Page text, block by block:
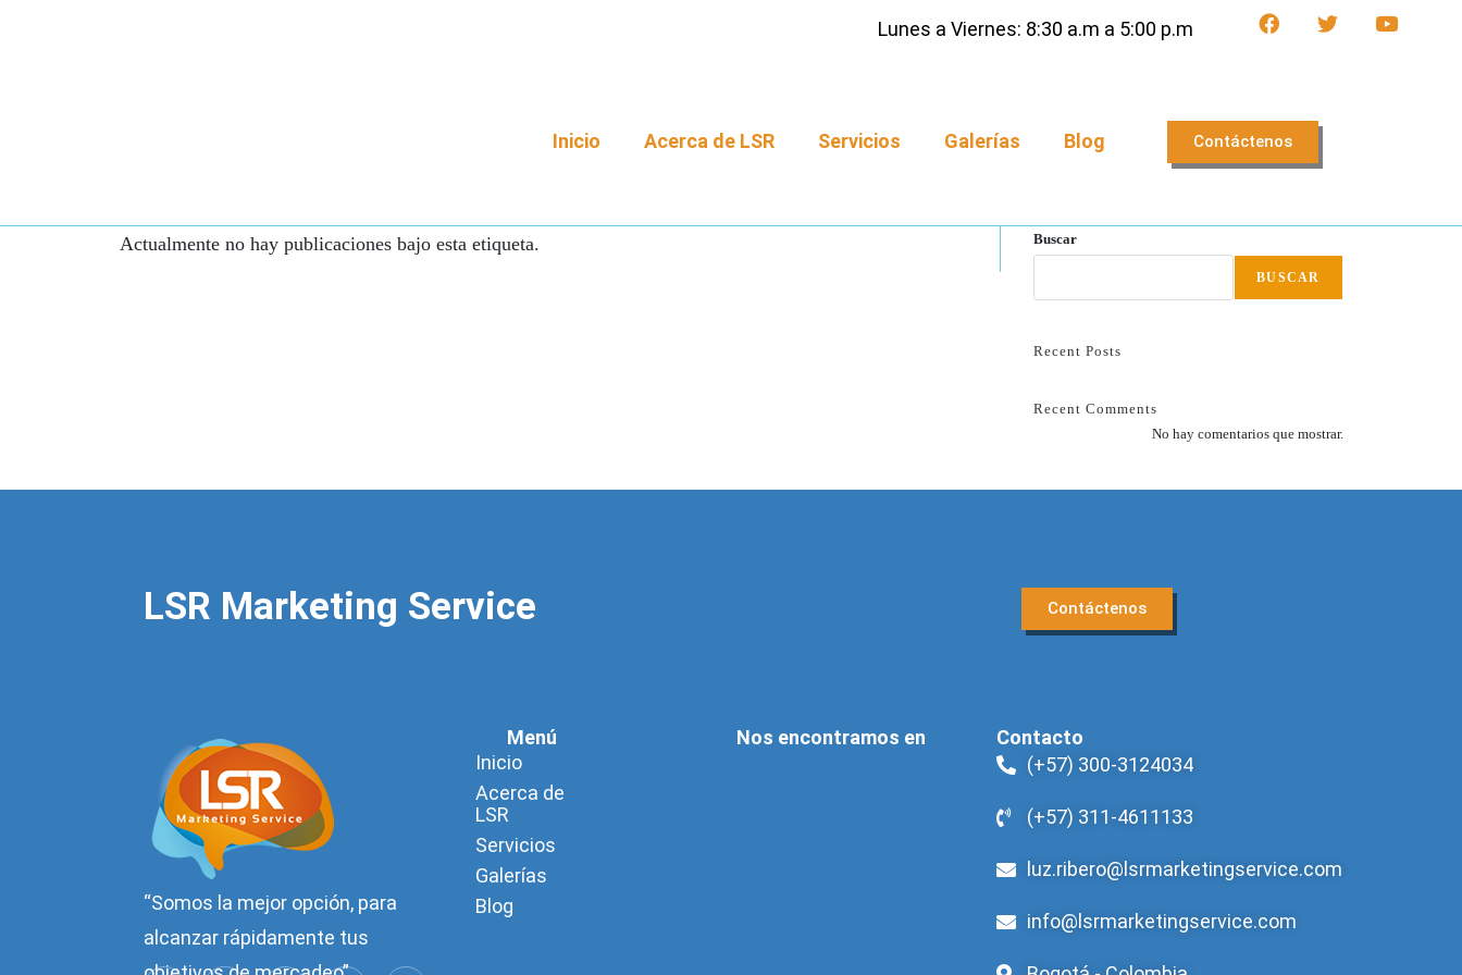
Lunes a Viernes: 8:30 a.m a 5:00 p.m
Inicio Acerca de LSR Servicios Galerías Blog Contáctenos
Actualmente no hay publicaciones bajo esta etiqueta. Buscar
BUSCAR
Recent Posts
Recent Comments
No hay comentarios que mostrar.
LSR Marketing Service Contáctenos
“Somos la mejor opción, para
alcanzar rápidamente tus
Menú
Inicio
Acerca de
LSR
Servicios
Galerías
Blog
Nos encontramos en
Contacto
(+57) 300-3124034
(+57) 311-4611133
luz.ribero@lsrmarketingservice.com
info@lsrmarketingservice.com